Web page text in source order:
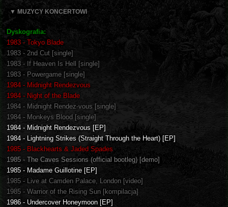
▼ MUZYCY KONCERTOWI
Dyskografia:
1983 - Tokyo Blade
1983 - 2nd Cut [single]
1983 - If Heaven Is Hell [single]
1983 - Powergame [single]
1984 - Midnight Rendezvous
1984 - Night of the Blade
1984 - Midnight Rendez-vous [single]
1984 - Monkeys Blood [single]
1984 - Midnight Rendezvous [EP]
1984 - Lightning Strikes (Straight Through the Heart) [EP]
1985 - Blackhearts & Jaded Spades
1985 - The Caves Sessions (official bootleg) [demo]
1985 - Madame Guillotine [EP]
1985 - Live at Camden Palace, London [video]
1985 - Warrior of the Rising Sun [kompilacja]
1986 - Undercover Honeymoon [EP]